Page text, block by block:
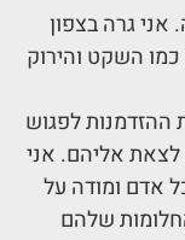
גרה בצפון
השקט והירוק
ההזדמנות לפגוש
אליהם. אני
אדם ומודה על
שלהם